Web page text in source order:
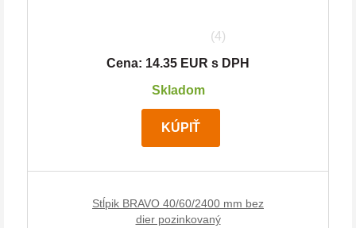
(4)
Cena: 14.35 EUR s DPH
Skladom
KÚPIŤ
Stĺpik BRAVO 40/60/2400 mm bez
dier pozinkovaný